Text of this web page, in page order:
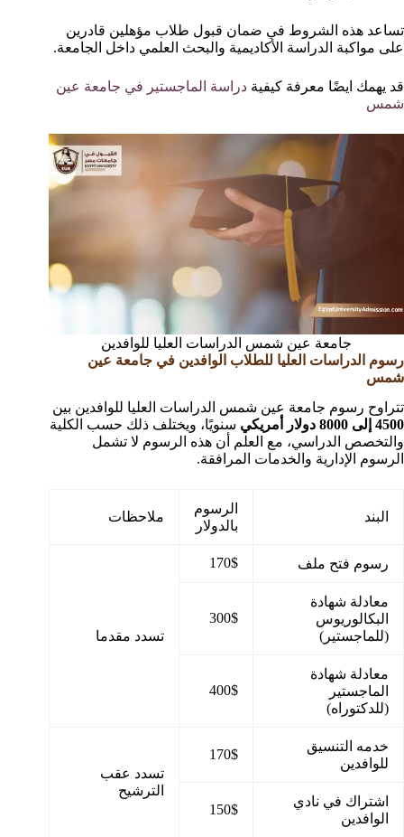
تساعد هذه الشروط في ضمان قبول طلاب مؤهلين قادرين
على مواكبة الدراسة الأكاديمية والبحث العلمي داخل الجامعة.
قد يهمك ايضًا معرفة كيفية دراسة الماجستير في جامعة عين
شمس
جامعة عين شمس الدراسات العليا للوافدين
رسوم الدراسات العليا للطلاب الوافدين في جامعة عين
شمس
تتراوح رسوم جامعة عين شمس الدراسات العليا للوافدين بين
4500 إلى 8000 دولار أمريكي
سنويًا، ويختلف ذلك حسب الكلية
والتخصص الدراسي، مع العلم أن هذه الرسوم لا تشمل
الرسوم الإدارية والخدمات المرافقة.
البند
الرسوم
بالدولار
ملاحظات
رسوم فتح ملف 170$
تسدد مقدما
معادلة شهادة
البكالوريوس
(للماجستير)
300$
معادلة شهادة
الماجستير
(للدكتوراه)
400$
خدمه التنسيق
للوافدين
170$
تسدد عقب
الترشيح
اشتراك في نادي
الوافدين
150$